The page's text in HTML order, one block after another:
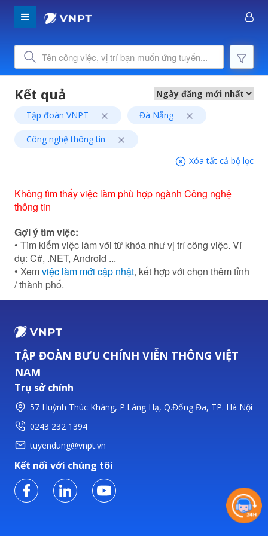
Tập đoàn VNPT Đà Nẵng
Công nghệ thông tin
Xóa tất cả bộ lọc
Không tìm thấy việc làm phù hợp ngành Công nghệ
thông tin
Gợi ý tìm việc:
• Tìm kiếm việc làm với từ khóa như vị trí công việc. Ví
dụ: C#, .NET, Android ...
• Xemviệc làm mới cập nhật, kết hợp với chọn thêm tỉnh
/ thành phố.
TẬP ĐOÀN BƯU CHÍNH VIỄN THÔNG VIỆT
NAM
Trụ sở chính
57 Huỳnh Thúc Kháng, P.Láng Hạ, Q.Đống Đa, TP. Hà Nội
0243 232 1394
tuyendung@vnpt.vn
Kết nối với chúng tôi